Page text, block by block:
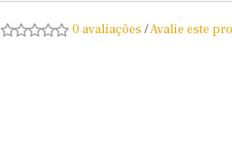
0 avaliações /Avalie este